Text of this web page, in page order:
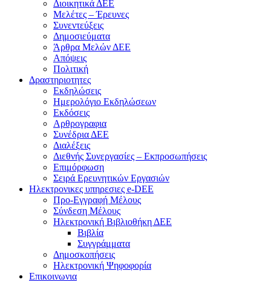
Διοικητικά ΔΕΕ
Μελέτες – Έρευνες
Συνεντεύξεις
Δημοσιεύματα
Άρθρα Μελών ΔΕΕ
Απόψεις
Πολιτική
Δραστηριοτητες
Εκδηλώσεις
Ημερολόγιο Εκδηλώσεων
Εκδόσεις
Αρθρογραφια
Συνέδρια ΔΕΕ
Διαλέξεις
Διεθνής Συνεργασίες – Εκπροσωπήσεις
Επιμόρφωση
Σειρά Ερευνητικών Εργασιών
Ηλεκτρονικες υπηρεσιες e-DEE
Προ-Εγγραφή Μέλους
Σύνδεση Μέλους
Ηλεκτρονική Βιβλιοθήκη ΔΕΕ
Βιβλία
Συγγράμματα
Δημοσκοπήσεις
Ηλεκτρονική Ψηφοφορία
Επικοινωνια